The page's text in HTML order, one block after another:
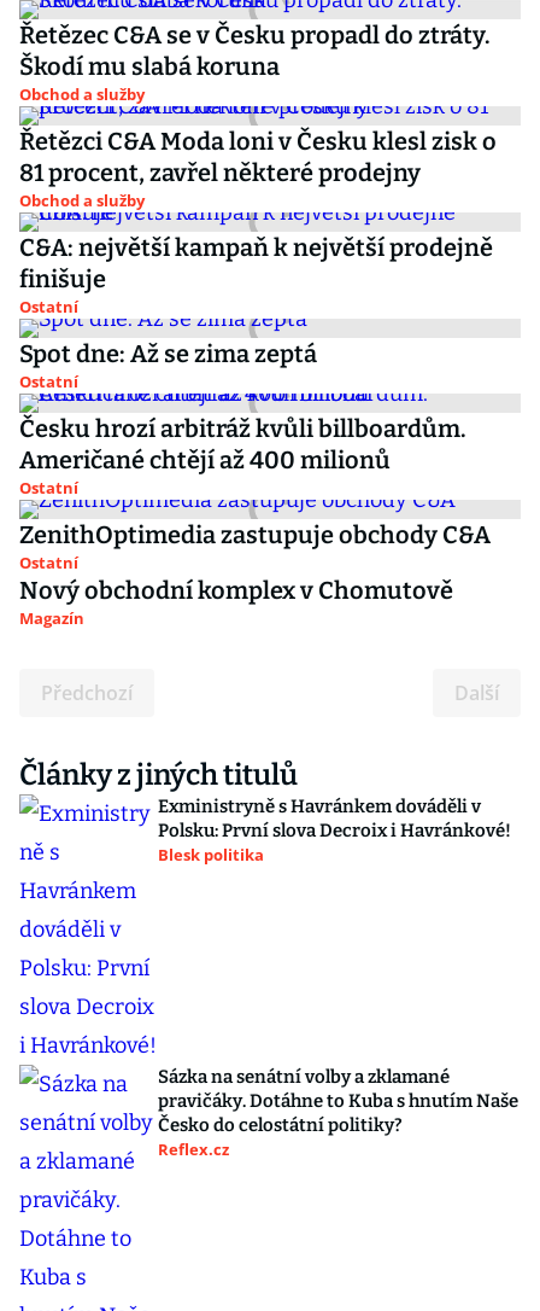
Řetězec C&A se v Česku propadl do ztráty.
Škodí mu slabá koruna
Obchod a služby
Řetězci C&A Moda loni v Česku klesl zisk o
81 procent, zavřel některé prodejny
Obchod a služby
C&A: největší kampaň k největší prodejně
finišuje
Ostatní
Spot dne: Až se zima zeptá
Ostatní
Česku hrozí arbitráž kvůli billboardům.
Američané chtějí až 400 milionů
Ostatní
ZenithOptimedia zastupuje obchody C&A
Ostatní
Nový obchodní komplex v Chomutově
Magazín
Předchozí Další
Články z jiných titulů
Exministryně s Havránkem dováděli v
Polsku: První slova Decroix i Havránkové!
Blesk politika
Sázka na senátní volby a zklamané
pravičáky. Dotáhne to Kuba s hnutím Naše
Česko do celostátní politiky?
Reflex.cz